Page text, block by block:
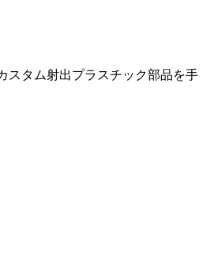
スタム射出プラスチック部品を手